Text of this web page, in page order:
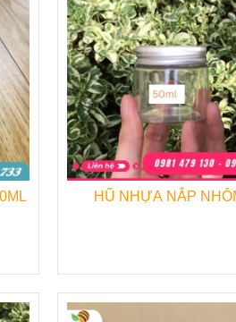
Bigbeegiasi.com
có hàng ở trụ sở)
HŨ NHỰA NẮP